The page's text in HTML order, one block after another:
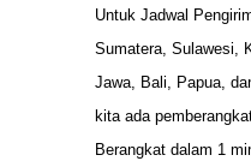
Untuk Jadwal
Sumatera, Sulawesi,
Jawa, Bali, Papua,
kita ada
Berangkat dalam 1